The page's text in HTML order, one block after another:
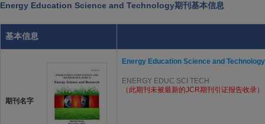
Energy Education Science and Technology期刊基本信息
基本信息
期刊名字
Energy Education Science and Technology
ENERGY EDUC SCI TECH
（此期刊未被最新的JCR期刊引证报告收录）